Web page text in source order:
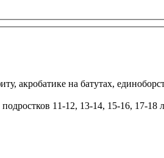
акробатике на батутах,
подростков 11-12, 13-14, 15-16, 17-18